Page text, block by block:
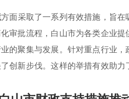
方面采取了一系列有效措施，旨
审批流程，白山市为各类企业
的聚集与发展。针对重点行业，
创新步伐。这样的举措有效助